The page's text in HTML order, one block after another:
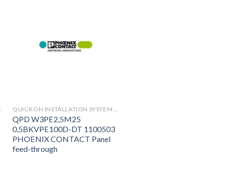
QPD W3PE2,5M25
0,5BKVPE100D-DT 1100503
PHOENIX CONTACT Panel
feed-through